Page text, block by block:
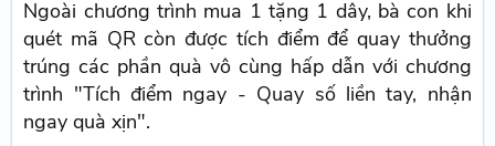
Ngoài chương trình mua 1 tặng 1 dây, bà con khi
quét mã QR còn được tích điểm để quay thưởng
trúng các phần quà vô cùng hấp dẫn với chương
trình "Tích điểm ngay - Quay số liền tay, nhận
ngay quà xịn".